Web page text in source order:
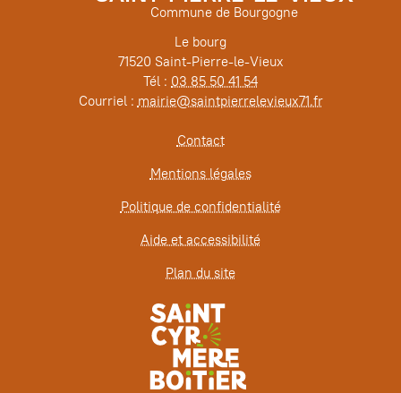
Commune de Bourgogne
Le bourg
71520 Saint-Pierre-le-Vieux
Tél : 03 85 50 41 54
Courriel : mairie@saintpierrelevieux71.fr
Contact
Mentions légales
Politique de confidentialité
Aide et accessibilité
Plan du site